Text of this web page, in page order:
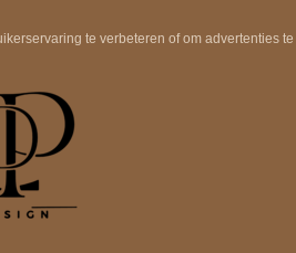
te verbeteren of om advertenties